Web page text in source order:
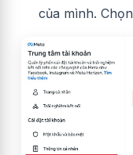
của mình. Chọn